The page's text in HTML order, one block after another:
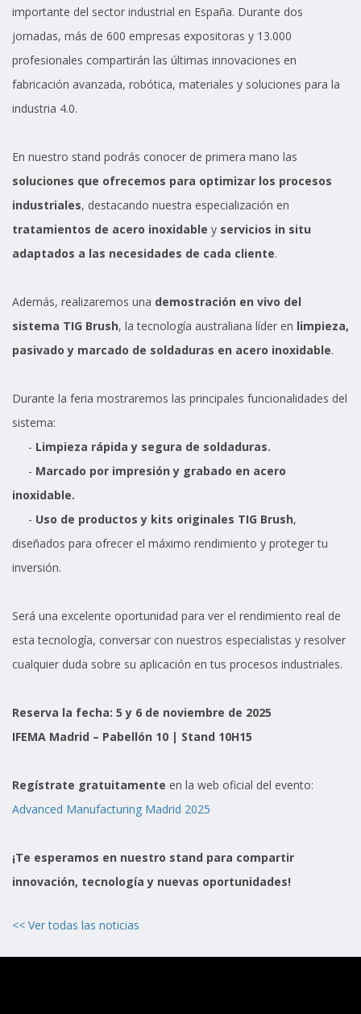
importante del sector industrial en España. Durante dos
jornadas, más de 600 empresas expositoras y 13.000
profesionales compartirán las últimas innovaciones en
fabricación avanzada, robótica, materiales y soluciones para la
industria 4.0.
En nuestro stand podrás conocer de primera mano las
soluciones que ofrecemos para optimizar los procesos
industriales, destacando nuestra especialización en
tratamientos de acero inoxidable y servicios in situ
adaptados a las necesidades de cada cliente.
Además, realizaremos una demostración en vivo del
sistema TIG Brush, la tecnología australiana líder en limpieza,
pasivado y marcado de soldaduras en acero inoxidable.
Durante la feria mostraremos las principales funcionalidades del
sistema:
- Limpieza rápida y segura de soldaduras.
- Marcado por impresión y grabado en acero
inoxidable.
- Uso de productos y kits originales TIG Brush,
diseñados para ofrecer el máximo rendimiento y proteger tu
inversión.
Será una excelente oportunidad para ver el rendimiento real de
esta tecnología, conversar con nuestros especialistas y resolver
cualquier duda sobre su aplicación en tus procesos industriales.
Reserva la fecha: 5 y 6 de noviembre de 2025
IFEMA Madrid – Pabellón 10 | Stand 10H15
Regístrate gratuitamente en la web oficial del evento:
Advanced Manufacturing Madrid 2025
¡Te esperamos en nuestro stand para compartir
innovación, tecnología y nuevas oportunidades!
<< Ver todas las noticias